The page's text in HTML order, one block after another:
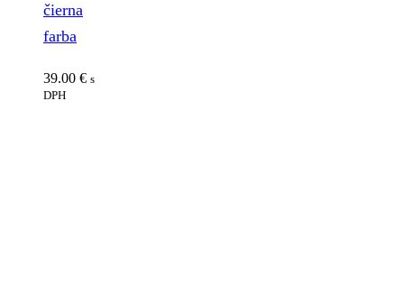
čierna
farba
39.00 € s
DPH